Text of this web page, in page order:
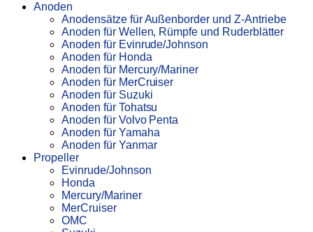
Anoden
Anodensätze für Außenborder und Z-Antriebe
Anoden für Wellen, Rümpfe und Ruderblätter
Anoden für Evinrude/Johnson
Anoden für Honda
Anoden für Mercury/Mariner
Anoden für MerCruiser
Anoden für Suzuki
Anoden für Tohatsu
Anoden für Volvo Penta
Anoden für Yamaha
Anoden für Yanmar
Propeller
Evinrude/Johnson
Honda
Mercury/Mariner
MerCruiser
OMC